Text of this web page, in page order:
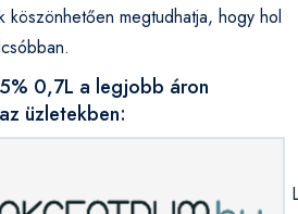
köszönhetően megtudhatja, hogy hol
0,7L a legjobb áron
üzletekben: